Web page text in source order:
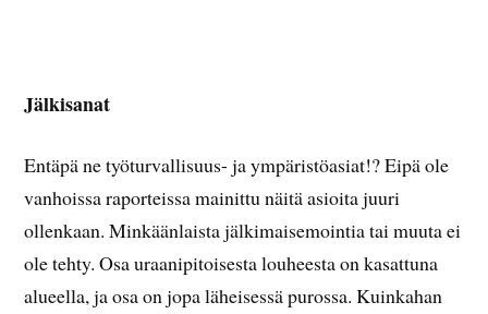
Jälkisanat
Entäpä ne työturvallisuus- ja ympäristöasiat!? Eipä ole
vanhoissa raporteissa mainittu näitä asioita juuri
ollenkaan. Minkäänlaista jälkimaisemointia tai muuta ei
ole tehty. Osa uraanipitoisesta louheesta on kasattuna
alueella, ja osa on jopa läheisessä purossa. Kuinkahan